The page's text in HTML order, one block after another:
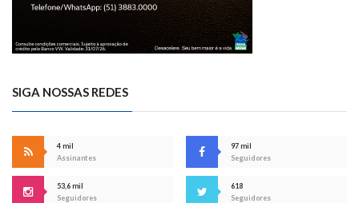
SIGA NOSSAS REDES
4 mil
Assinantes
97 mil
Seguidores
53,6 mil
Seguidores
618
Seguidores